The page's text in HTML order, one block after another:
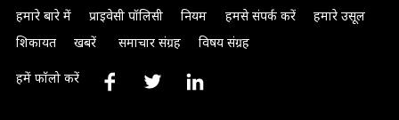
हमारे बारे में प्राइवेसी पॉलिसी नियम हमसे संपर्क करें
हमारे उसूल
शिकायत
खबरें समाचार संग्रह विषय संग्रह
हमें फॉलो करें